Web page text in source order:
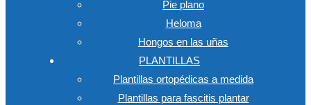
Pie plano
Heloma
Hongos en las uñas
PLANTILLAS
Plantillas ortopédicas a medida
Plantillas para fascitis plantar